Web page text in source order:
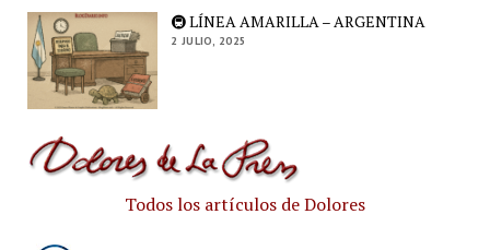
🚇 LÍNEA AMARILLA – ARGENTINA
2 JULIO, 2025
Todos los artículos de Dolores